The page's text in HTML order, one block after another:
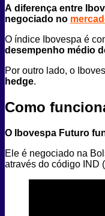
A diferença entre
negociado no
O índice Ibovespa é
desempenho médio
Por outro lado, o
hedge.
Como
O Ibovespa Futuro
Ele é negociado na
através do código IND